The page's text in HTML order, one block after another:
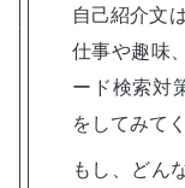
自己紹介文
仕事や趣味
ード検索対
をしてみて
もし、どん